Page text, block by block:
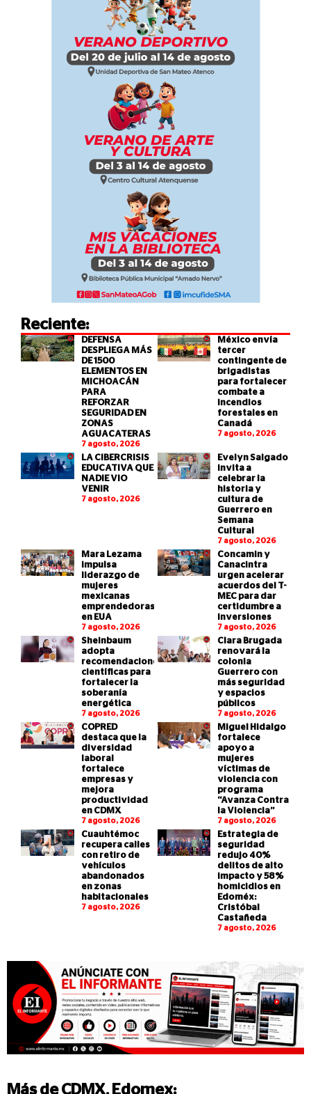
Reciente:
DEFENSA
DESPLIEGA MÁS
DE 1500
ELEMENTOS EN
MICHOACÁN
PARA
REFORZAR
SEGURIDAD EN
ZONAS
AGUACATERAS
7 agosto, 2026
México envía
tercer
contingente de
brigadistas
para fortalecer
combate a
incendios
forestales en
Canadá
7 agosto, 2026
LA CIBERCRISIS
EDUCATIVA QUE
NADIE VIO
VENIR
7 agosto, 2026
Evelyn Salgado
invita a
celebrar la
historia y
cultura de
Guerrero en
Semana
Cultural
7 agosto, 2026
Mara Lezama
impulsa
liderazgo de
mujeres
mexicanas
emprendedoras
en EUA
7 agosto, 2026
Concamin y
Canacintra
urgen acelerar
acuerdos del T-
MEC para dar
certidumbre a
inversiones
7 agosto, 2026
Sheinbaum
adopta
recomendaciones
científicas para
fortalecer la
soberanía
energética
7 agosto, 2026
Clara Brugada
renovará la
colonia
Guerrero con
más seguridad
y espacios
públicos
7 agosto, 2026
COPRED
destaca que la
diversidad
laboral
fortalece
empresas y
mejora
productividad
en CDMX
7 agosto, 2026
Miguel Hidalgo
fortalece
apoyo a
mujeres
víctimas de
violencia con
programa
“Avanza Contra
la Violencia”
7 agosto, 2026
Cuauhtémoc
recupera calles
con retiro de
vehículos
abandonados
en zonas
habitacionales
7 agosto, 2026
Estrategia de
seguridad
redujo 40%
delitos de alto
impacto y 58%
homicidios en
Edoméx:
Cristóbal
Castañeda
7 agosto, 2026
Más deCDMX, Edomex: